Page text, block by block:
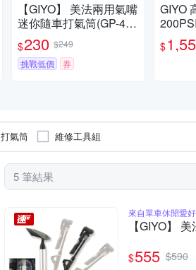
【GIYO】 美法兩用氣嘴
迷你隨車打氣筒(GP-41
S)
$230 $249
挑戰低價
券
GIYO
用
$
打氣筒 維修工具組
5 筆結果
來自單車休閒愛
【GIYO】
$555 $590